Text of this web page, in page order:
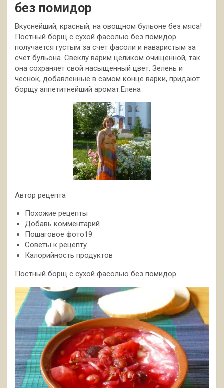
без помидор
Вкуснейший, красный, на овощном бульоне без мяса!
Постный борщ с сухой фасолью без помидор
получается густым за счет фасоли и наваристым за
счет бульона. Свеклу варим целиком очищенной, так
она сохраняет свой насыщенный цвет. Зелень и
чеснок, добавленные в самом конце варки, придают
борщу аппетитнейший аромат.Елена
Автор рецепта
Похожие рецепты
Добавь комментарий
Пошаговое фото19
Советы к рецепту
Калорийность продуктов
Постный борщ с сухой фасолью без помидор